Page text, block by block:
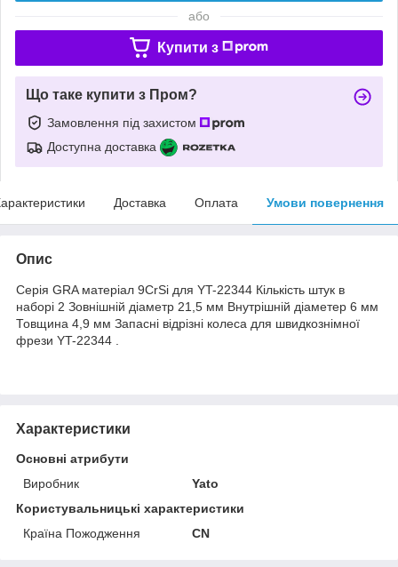
або
Купити з
Що таке купити з Пром?
Замовлення під захистом
Доступна доставка
Доставка Оплата Умови повернення
Опис
Серія GRA матеріал 9CrSi для YT-22344 Кількість штук в
наборі 2 Зовнішній діаметр 21,5 мм Внутрішній діаметер 6 мм
Товщина 4,9 мм Запасні відрізні колеса для швидкознімної
фрези YT-22344 .
Характеристики
Основні атрибути
Виробник
Yato
Користувальницькі характеристики
Країна Пожодження
CN